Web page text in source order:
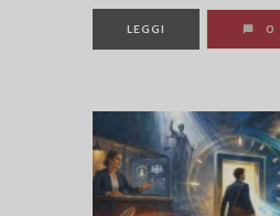
LEGGI 0